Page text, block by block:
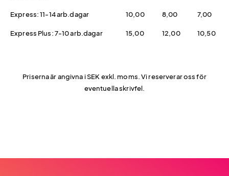
Express: 11-14 arb.dagar 10,00 8,00 7,00
Express Plus: 7-10 arb.dagar 15,00 12,00 10,50
Priserna är angivna i SEK exkl. moms. Vi reserverar oss för
eventuella skrivfel.